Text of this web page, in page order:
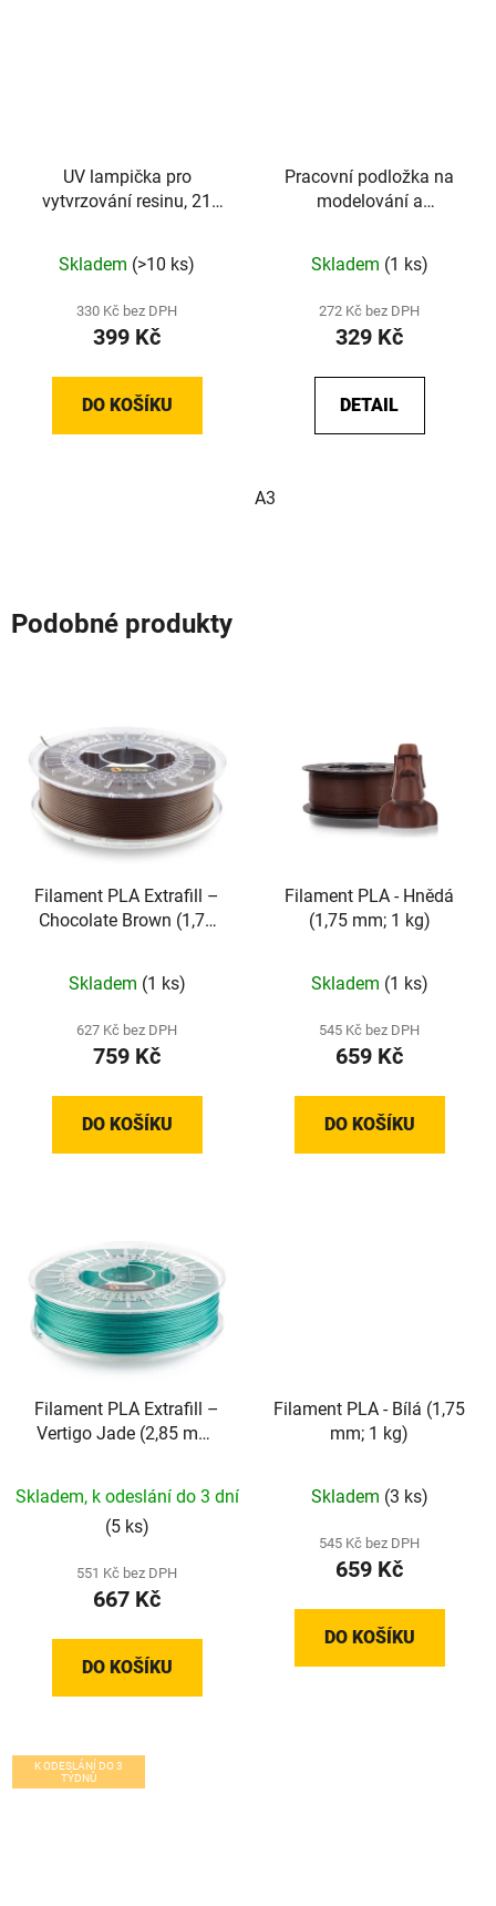
UV lampička pro
vytvrzování resinu, 21
Skladem (>10 ks)
330 Kč bez DPH
399 Kč
DO KOŠÍKU
Pracovní podložka na
modelování a
Skladem (1 ks)
272 Kč bez DPH
329 Kč
DETAIL
A3
Podobné produkty
Filament PLA Extrafill –
Chocolate Brown (1,75
Skladem (1 ks)
627 Kč bez DPH
759 Kč
DO KOŠÍKU
Filament PLA - Hnědá
(1,75 mm; 1 kg)
Skladem (1 ks)
545 Kč bez DPH
659 Kč
DO KOŠÍKU
Filament PLA Extrafill –
Vertigo Jade (2,85 mm;
Skladem, k odeslání do 3 dní
(5 ks)
551 Kč bez DPH
667 Kč
DO KOŠÍKU
Filament PLA - Bílá (1,75
mm; 1 kg)
Skladem (3 ks)
545 Kč bez DPH
659 Kč
DO KOŠÍKU
K ODESLÁNÍ DO 3
TÝDNŮ